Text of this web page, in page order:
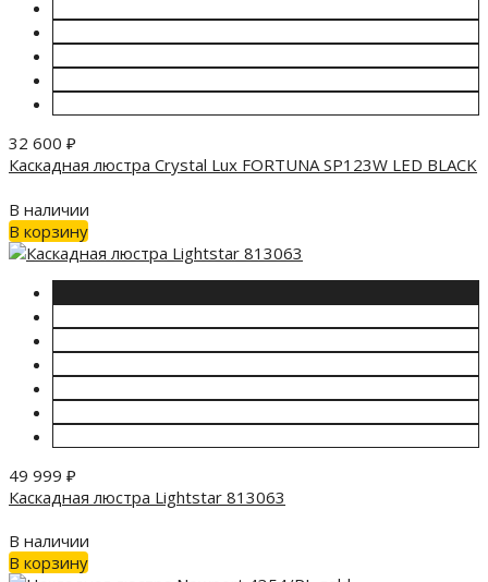
32 600 ₽
Каскадная люстра Crystal Lux FORTUNA SP123W LED BLACK
В наличии
В корзину
49 999 ₽
Каскадная люстра Lightstar 813063
В наличии
В корзину